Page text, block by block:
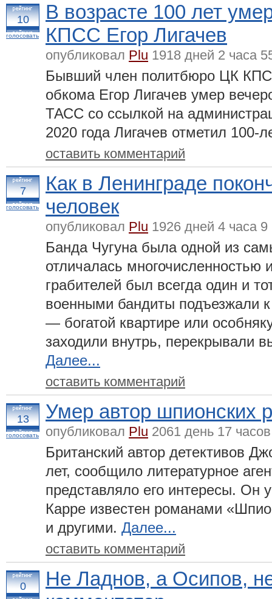
10
голосовать
В возрасте 100 лет
КПСС Егор Лигачев
опубликовал Plu 1918 дней 2 часа
Бывший член политбюро ЦК
обкома Егор Лигачев умер
ТАСС со ссылкой на
2020 года Лигачев отметил 100-
оставить комментарий
7
голосовать
Как в Ленинграде
человек
опубликовал Plu 1926 дней 4 часа
Банда Чугуна была одной из
отличалась многочисленностью
грабителей был всегда один и
военными бандиты подъезжали
— богатой квартире или
заходили внутрь, перекрывали
Далее...
оставить комментарий
13
голосовать
Умер автор шпионских
опубликовал Plu 2061 день 17
Британский автор детективов
лет, сообщило литературное
представляло его интересы.
Карре известен романами
и другими. Далее...
оставить комментарий
0
Не Ладнов, а Осипов,